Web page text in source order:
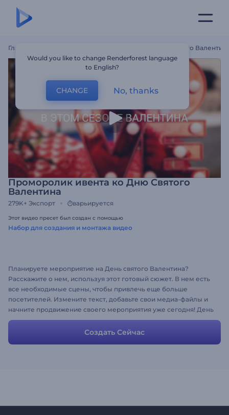
Главная Проморолик Ивента Ко Дню Святого
Проморолик ивента ко Дню Святого
Валентина
279K+ Экспорт варьируется
Этот видео пресет был создан с помощью
Набор для создания и монтажа видео
Планируете мероприятие на День святого Валентина?
Расскажите о нем, используя этот готовый сюжет. В нем есть
все необходимые сцены, чтобы привлечь еще больше
посетителей. Измените текст, добавьте свои медиа-файлы и
начните продвижение своего мероприятия уже сегодня! День
святого Валентина близко, впрочем, ваши клиенты тоже.
Создать Сейчас
Would you like to change Renderforest language
to English?
CHANGE No, thanks